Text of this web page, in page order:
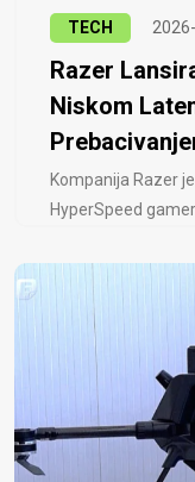
TECH
Razer
Niskom
Kompanija Razer
HyperSpeed